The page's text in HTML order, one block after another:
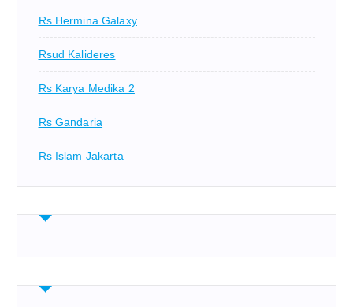
Rs Hermina Galaxy
Rsud Kalideres
Rs Karya Medika 2
Rs Gandaria
Rs Islam Jakarta